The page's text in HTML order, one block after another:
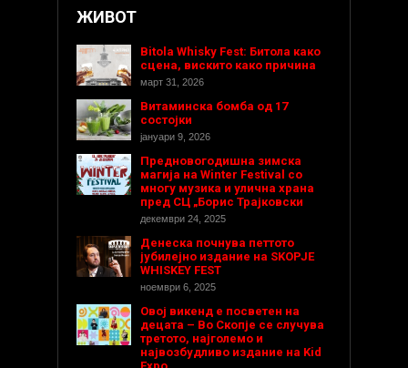
ЖИВОТ
Bitola Whisky Fest: Битола како
сцена, вискито како причина
март 31, 2026
Витаминска бомба од 17
состојки
јануари 9, 2026
Предновогодишнa зимска
магија на Winter Festival со
многу музика и улична храна
пред СЦ „Борис Трајковски
декември 24, 2025
Денеска почнува петтото
јубилејно издание на SKOPJE
WHISKEY FEST
ноември 6, 2025
Овој викенд е посветен на
децата – Во Скопје се случува
третото, најголемо и
највозбудливо издание на Kid